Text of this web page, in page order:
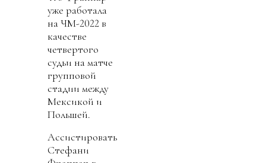
уже работала
на ЧМ-2022 в
качестве
четвертого
судьи на матче
групповой
стадии между
Мексикой и
Польшей.
Ассистировать
Стефани